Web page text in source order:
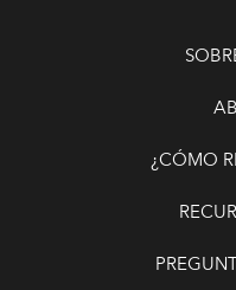
¿CÓMO